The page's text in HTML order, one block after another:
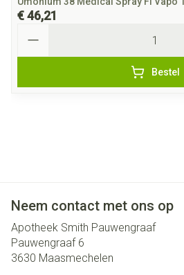
€ 46,21
Bestel
Neem contact met ons op
Apotheek Smith Pauwengraaf
Pauwengraaf 6
3630 Maasmechelen